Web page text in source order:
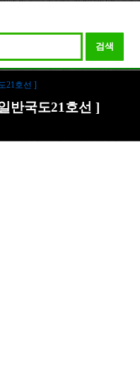
검색
21호선 ]
반국도21호선 ]